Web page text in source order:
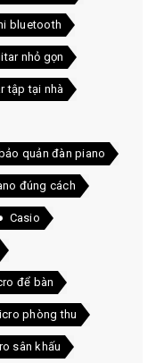
bluetooth
nhỏ gọn
tập tại nhà
bảo quản đàn piano
đúng cách
Casio
để bàn
phòng thu
sân khấu